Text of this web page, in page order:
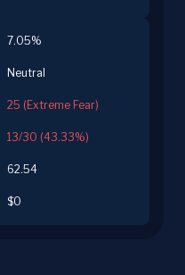
7.05%
Neutral
25 (Extreme Fear)
13/30 (43.33%)
62.54
$0